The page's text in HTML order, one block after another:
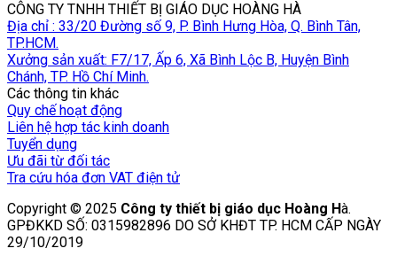
CÔNG TY TNHH THIẾT BỊ GIÁO DỤC HOÀNG HÀ
Địa chỉ : 33/20 Đường số 9, P. Bình Hưng Hòa, Q. Bình Tân,
TP.HCM.
Xưởng sản xuất: F7/17, Ấp 6, Xã Bình Lộc B, Huyện Bình
Chánh, TP. Hồ Chí Minh.
Các thông tin khác
Quy chế hoạt động
Liên hệ hợp tác kinh doanh
Tuyển dụng
Ưu đãi từ đối tác
Tra cứu hóa đơn VAT điện tử
Copyright © 2025 Công ty thiết bị giáo dục Hoàng Hà.
GPĐKKD SỐ: 0315982896 DO SỞ KHĐT TP. HCM CẤP NGÀY
29/10/2019